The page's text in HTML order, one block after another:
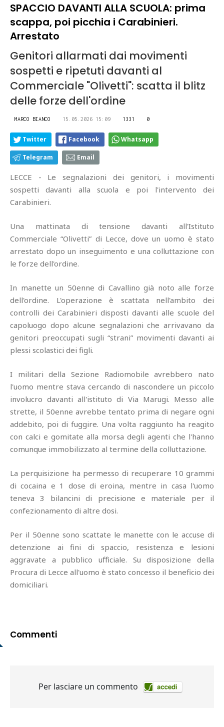
SPACCIO DAVANTI ALLA SCUOLA: prima
scappa, poi picchia i Carabinieri.
Arrestato
Genitori allarmati dai movimenti
sospetti e ripetuti davanti al
Commerciale "Olivetti": scatta il blitz
delle forze dell'ordine
MARCO BIANCO 15.05.2026 15:09 1331 0
Twitter Facebook Whatsapp
Telegram Email
LECCE - Le segnalazioni dei genitori, i movimenti
sospetti davanti alla scuola e poi l'intervento dei
Carabinieri.
Una mattinata di tensione davanti all'Istituto
Commerciale “Olivetti” di Lecce, dove un uomo è stato
arrestato dopo un inseguimento e una colluttazione con
le forze dell'ordine.
In manette un 50enne di Cavallino già noto alle forze
dell'ordine. L'operazione è scattata nell'ambito dei
controlli dei Carabinieri disposti davanti alle scuole del
capoluogo dopo alcune segnalazioni che arrivavano da
genitori preoccupati sugli “strani” movimenti davanti ai
plessi scolastici dei figli.
I militari della Sezione Radiomobile avrebbero nato
l'uomo mentre stava cercando di nascondere un piccolo
involucro davanti all'istituto di Via Marugi. Messo alle
strette, il 50enne avrebbe tentato prima di negare ogni
addebito, poi di fuggire. Una volta raggiunto ha reagito
con calci e gomitate alla morsa degli agenti che l'hanno
comunque immobilizzato al termine della colluttazione.
La perquisizione ha permesso di recuperare 10 grammi
di cocaina e 1 dose di eroina, mentre in casa l'uomo
teneva 3 bilancini di precisione e materiale per il
confezionamento di altre dosi.
Per il 50enne sono scattate le manette con le accuse di
detenzione ai fini di spaccio, resistenza e lesioni
aggravate a pubblico ufficiale. Su disposizione della
Procura di Lecce all'uomo è stato concesso il beneficio dei
domiciliari.
Commenti